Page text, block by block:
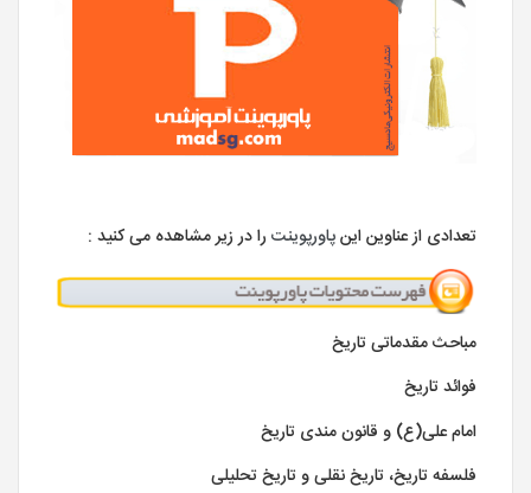
تعدادی از عناوین اینپاورپوینت را در زیر مشاهده می کنید :
مباحث مقدماتی تاریخ
فوائد تاریخ
امام علی(ع) و قانون مندی تاریخ
فلسفه تاریخ، تاریخ نقلی و تاریخ تحلیلی